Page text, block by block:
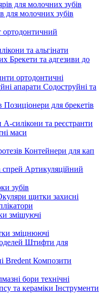
для молочних зубів
ортодонтичний
та альгінати
Брекети та адгезиви до
ортодонтичні
Содоструйні та
Позиціонери для брекетів
А-силікони та реєстранти
маси
Контейнери для кап
Артикуляційний
зубів
щитки захисні
змішуючі
зміцнюючі
Штифти для
Композити
бори технічні
Інструменти